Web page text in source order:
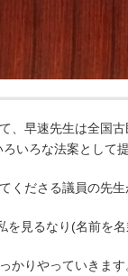
、早速先生は全国
いろな法案として
くださる議員の先生
見るなり(名前を名
かりやっていきます